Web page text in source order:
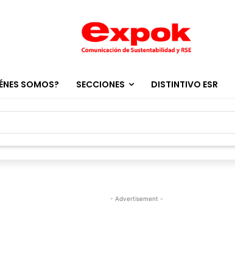
SOMOS? SECCIONES DISTINTIVO ESR
- Advertisement -